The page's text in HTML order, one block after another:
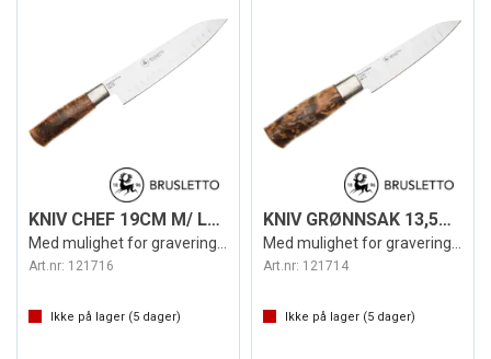
KNIV CHEF 19CM M/ LUFTLOMME
Art.nr: 121716
Ikke på lager (5 dager)
KNIV GRØNNSAK 13,5CM M/ LUFTLOMME
Art.nr: 121714
Ikke på lager (5 dager)